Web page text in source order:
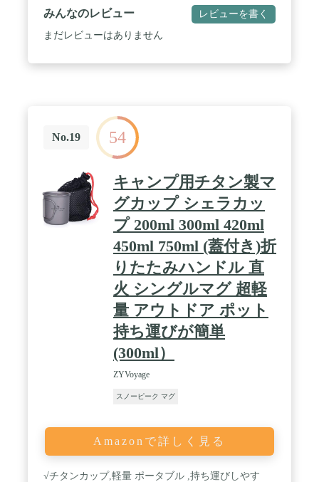
ダブルウォール仕様です。温かい飲み物は冷めにく
く冷たい飲み物はぬるくなりにくい構造です。 /
✅【埃や灰を防ぐフタ付き】 埃や焚火の灰が入るの
時：(約)11.2cm×8.8cm 収納時：(約)7.7cm×8.8cm 重
量： (約)110g (90g ※蓋含まず) 容量： (約)300ml 材
質： チタン、コポリエステル樹脂 付属品： 収納袋
特記事項： ※火にかけると中の空気が膨張し、マグ
が破裂する危険性があるので絶対にしないでくださ
い。 / [こんな商品をお探しの方に] マグカップ チタ
ンマグ チタンカップ チタンマグカップ ダブルマグ
カップ ダブルマグ 直火 蓋つき ふた付き フタ付き
大きめ おすすめ おしゃれ 北欧 アウトドア アウト
ドア用品 キャンプ キャンプ用品 キャンプ道具
Fieldoor フィールドア おしゃれ かんたん 初心者 ビ
ギナー 道具 アウトドアグッズ フィールドギア アク
セサリー レジャー 山 海 フェス 屋外イベント バー
ベキュー BBQ 運動会 クラブ活動 部活動 お花見 キ
ャンピング グランピング テント泊 アウトドア飯 キ
ャンプ飯 外飯 外メシ
みんなのレビュー レビューを書く
まだレビューはありません
No.19 54
キャンプ用チタン製マ
グカップ シェラカッ
プ 200ml 300ml 420ml
450ml 750ml (蓋付き)折
りたたみハンドル 直
火 シングルマグ 超軽
量 アウトドア ポット
持ち運びが簡単
(300ml）
ZYVoyage
スノーピーク マグ
Amazonで詳しく見る
√チタンカップ,軽量 ポータブル ,持ち運びしやす